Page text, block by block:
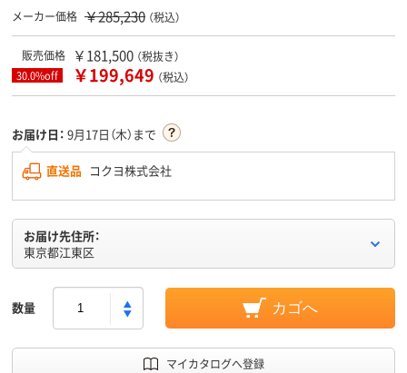
メーカー価格 ￥285,230 （税込）
販売価格 ￥181,500 （税抜き）
30.0%off ￥199,649 （税込）
お届け日： 9月17日（木）まで
直送品 コクヨ株式会社
お届け先住所：
東京都江東区
数量 カゴへ
マイカタログへ登録